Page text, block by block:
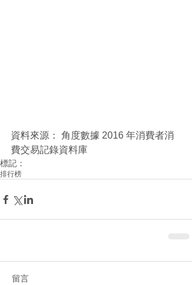
資料來源： 角度數據 2016 年消費者消
費交易記錄資料庫
標記：
排行榜
留言